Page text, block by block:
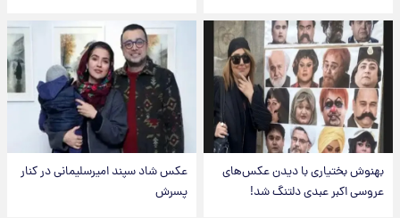
بهنوش بختیاری با دیدن عکس‌های
عروسی اکبر عبدی دلتنگ شد!
عکس شاد سپند امیرسلیمانی در کنار
پسرش